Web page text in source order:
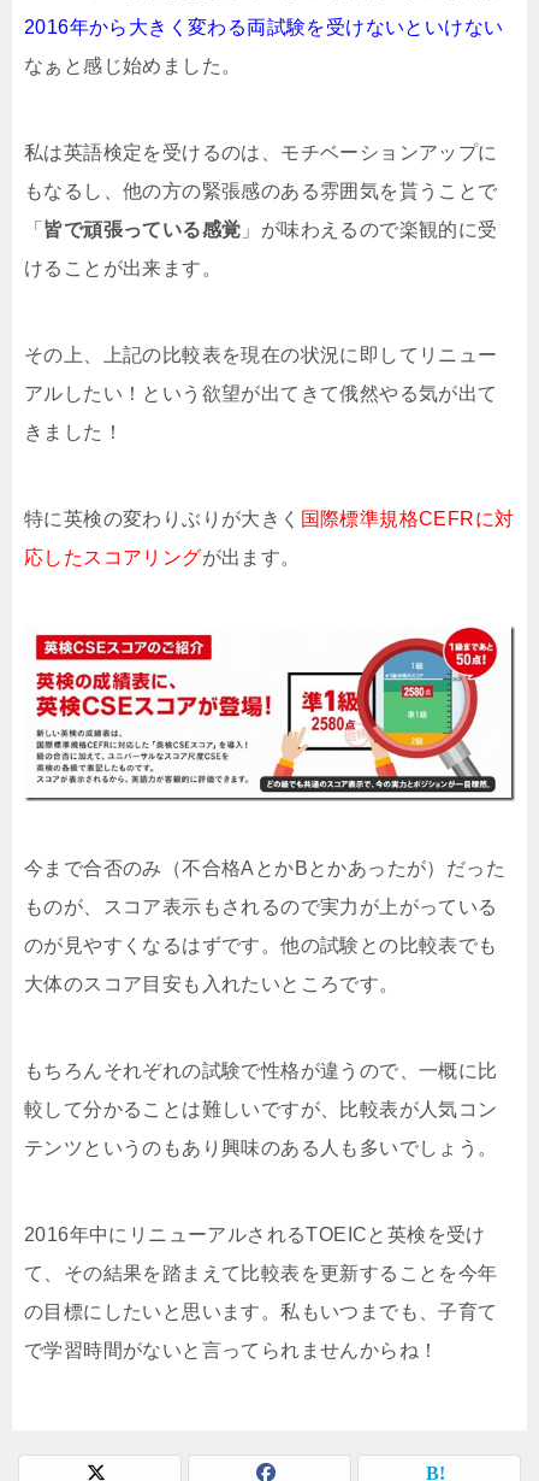
2016年から大きく変わる両試験を受けないといけない
なぁと感じ始めました。
私は英語検定を受けるのは、モチベーションアップに
もなるし、他の方の緊張感のある雰囲気を貰うことで
「 皆で頑張っている感覚 」が味わえるので楽観的に受
けることが出来ます。
その上、上記の比較表を現在の状況に即してリニュー
アルしたい！という欲望が出てきて俄然やる気が出て
きました！
特に英検の変わりぶりが大きく 国際標準規格CEFRに対
応したスコアリングが出ます。
今まで合否のみ（不合格AとかBとかあったが）だった
ものが、スコア表示もされるので実力が上がっている
のが見やすくなるはずです。他の試験との比較表でも
大体のスコア目安も入れたいところです。
もちろんそれぞれの試験で性格が違うので、一概に比
較して分かることは難しいですが、比較表が人気コン
テンツというのもあり興味のある人も多いでしょう。
2016年中にリニューアルされるTOEICと英検を受け
て、その結果を踏まえて比較表を更新することを今年
の目標にしたいと思います。私もいつまでも、子育て
で学習時間がないと言ってられませんからね！